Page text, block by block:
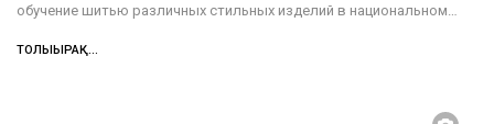
обучение шитью различных стильных изделий в национальном…
ТОЛЫҒЫРАҚ...